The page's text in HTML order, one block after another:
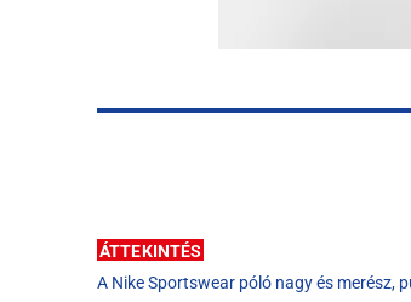
ÁTTEKINTÉS
A Nike Sportswear póló nagy és